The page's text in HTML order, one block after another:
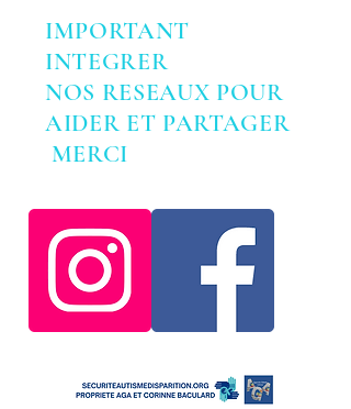
IMPORTANT
INTEGRER
NOS RESEAUX POUR
AIDER ET PARTAGER
MERCI